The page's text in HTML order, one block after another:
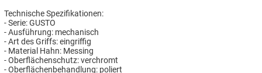
Technische Spezifikationen:
- Serie: GUSTO
- Ausführung: mechanisch
- Art des Griffs: eingriffig
- Material Hahn: Messing
- Oberflächenschutz: verchromt
- Oberflächenbehandlung: poliert